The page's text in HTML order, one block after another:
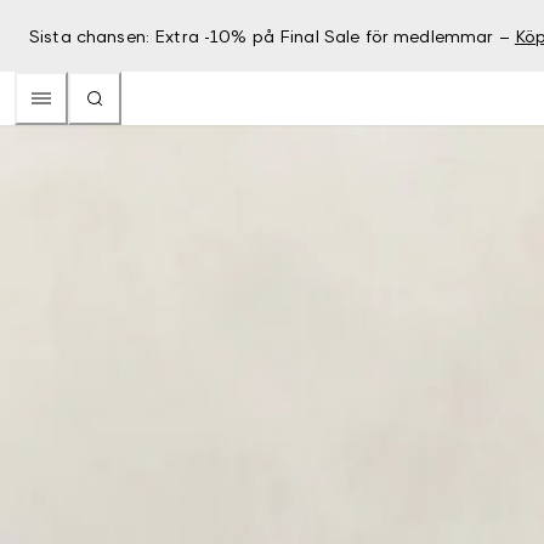
Sista chansen: Extra -10% på Final Sale för medlemmar –